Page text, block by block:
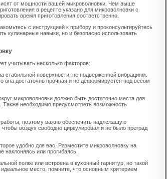
от мощности вашей микроволновки. Чем выше
в рецепте указано для микроволновки с
время приготовления соответственно.
с инструкцией к прибору и проконсультируйтесь
кулинарные навыки, но и безопасно использовать
учитывать несколько факторов:
стабильной поверхности, не подверженной вибрациям.
она достаточно прочная и не деформируется под весом
микроволновки должно быть достаточно места для
необходимо предусмотреть возможность
поэтому важно обеспечить надлежащую
воздух свободно циркулировал и не было преград
удобно для вас. Разместите микроволновку на
наклоняясь или прогибаясь.
полке или встроена в кухонный гарнитур, но такой
место, помните, что основным критерием